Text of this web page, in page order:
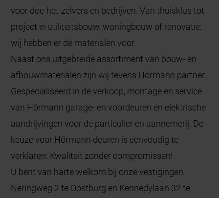
voor doe-het-zelvers en bedrijven. Van thuisklus tot
project in utiliteitsbouw, woningbouw of renovatie:
wij hebben er de materialen voor.
Naast ons uitgebreide assortiment van bouw- en
afbouwmaterialen zijn wij tevens Hörmann partner.
Gespecialiseerd in de verkoop, montage en service
van Hörmann garage- en voordeuren en elektrische
aandrijvingen voor de particulier en aannemerij. De
keuze voor Hörmann deuren is eenvoudig te
verklaren: Kwaliteit zonder compromissen!
U bent van harte welkom bij onze vestigingen
Neringweg 2 te Oostburg en Kennedylaan 32 te